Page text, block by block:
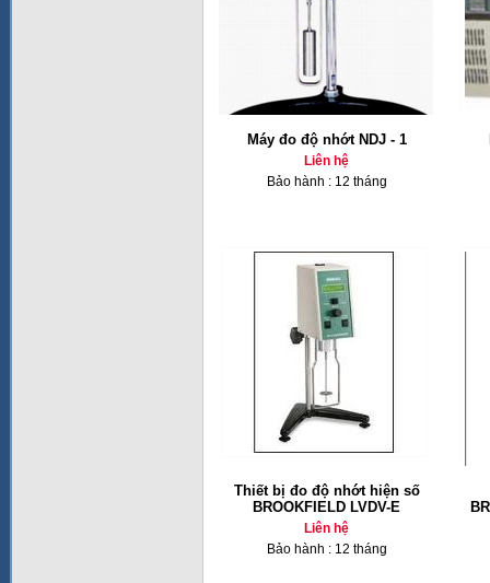
Máy đo độ nhớt NDJ - 1
Liên hệ
Bảo hành : 12 tháng
Thiết bị đo độ nhớt hiện số
BROOKFIELD LVDV-E
Liên hệ
Bảo hành : 12 tháng